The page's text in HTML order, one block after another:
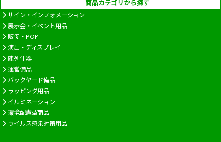
商品カテゴリから探す
サイン・インフォメーション
展示会・イベント用品
販促・POP
演出・ディスプレイ
陳列什器
運営備品
バックヤード備品
ラッピング用品
イルミネーション
環境配慮型商品
ウイルス感染対策用品